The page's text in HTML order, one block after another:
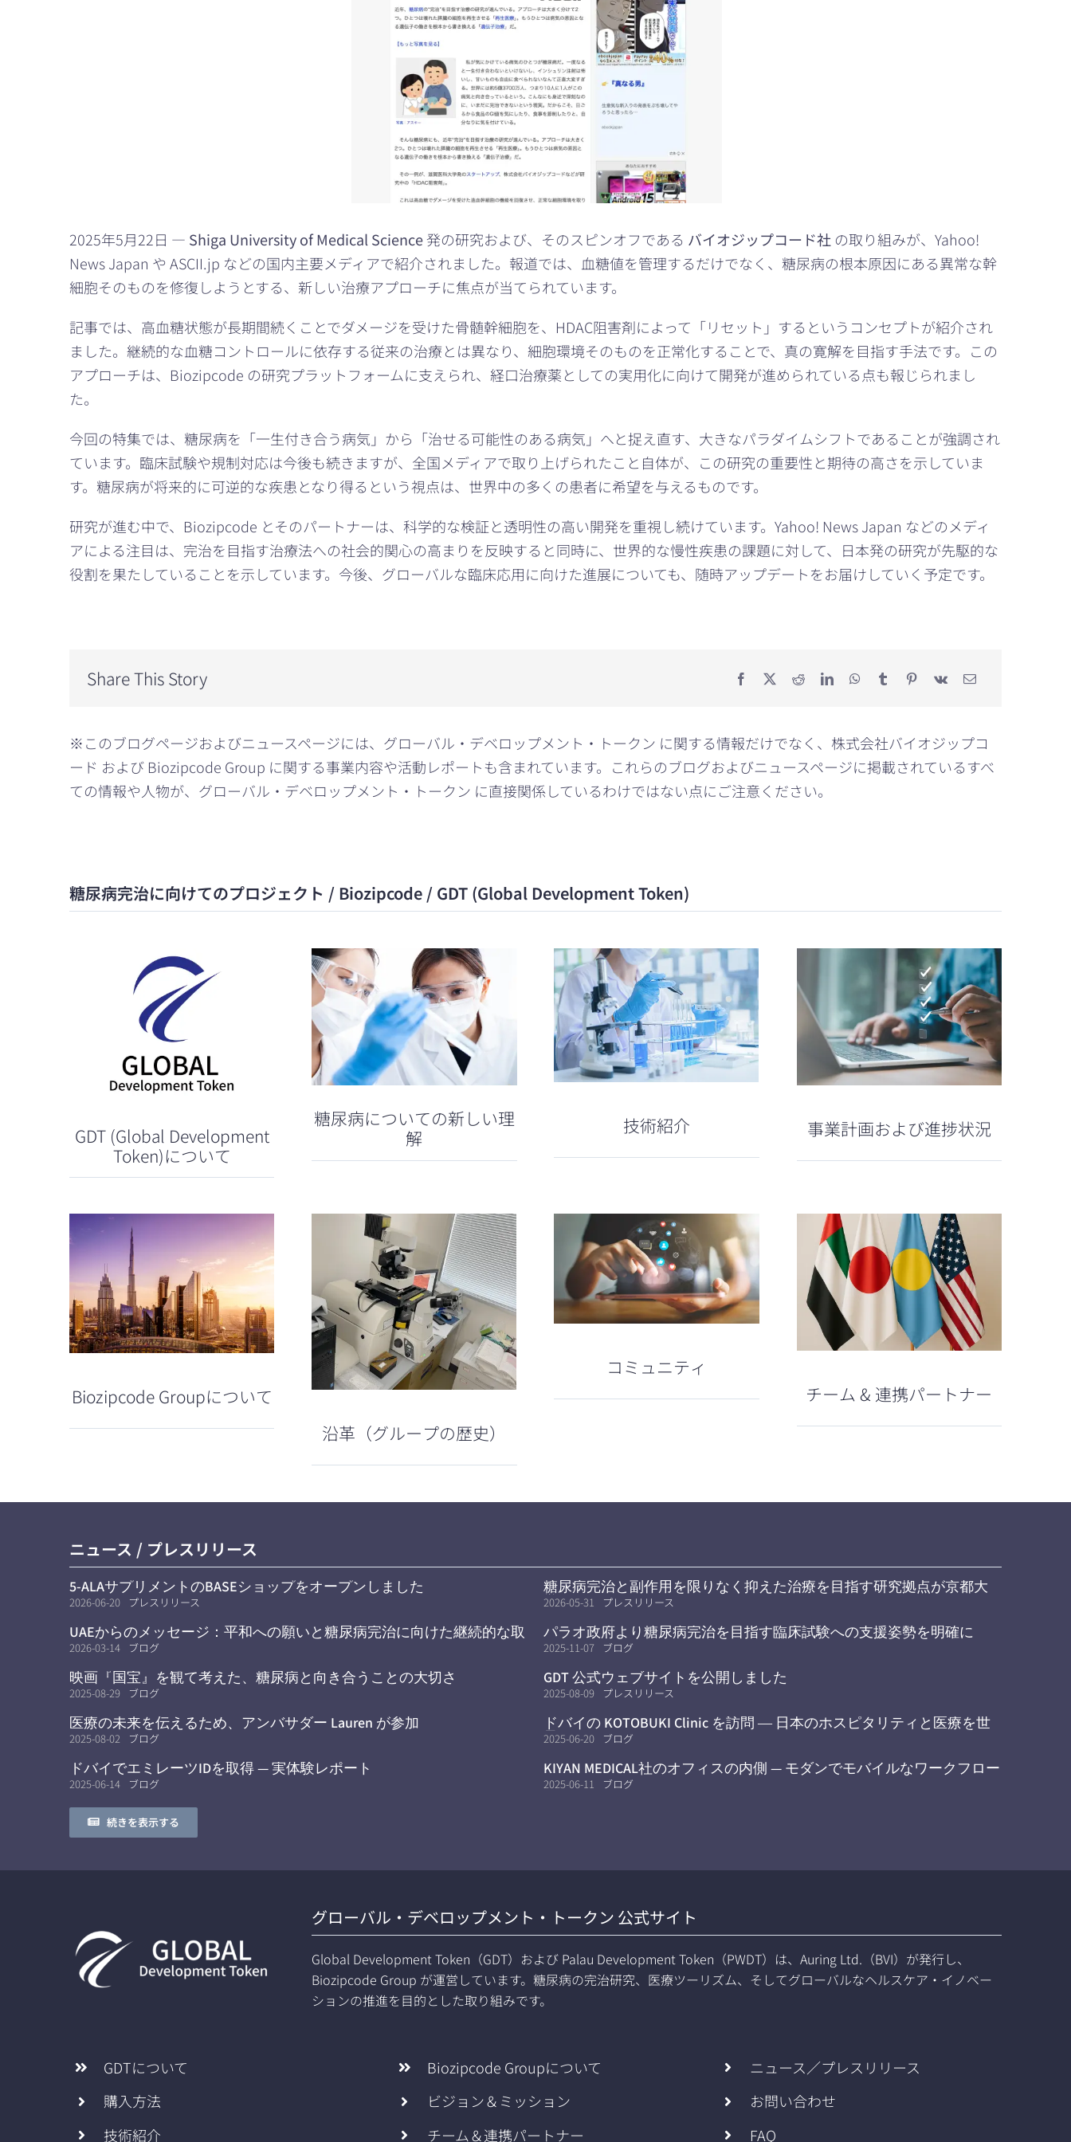
2025年5月22日 — Shiga University of Medical Science発の研究および、そのスピンオフである バイオジップコード社 の取り組みが、Yahoo!
News Japan や ASCII.jp などの国内主要メディアで紹介されました。報道では、血糖値を管理するだけでなく、糖尿病の根本原因にある異常な幹
細胞そのものを修復しようとする、新しい治療アプローチに焦点が当てられています。
記事では、高血糖状態が長期間続くことでダメージを受けた骨髄幹細胞を、HDAC阻害剤によって「リセット」するというコンセプトが紹介され
ました。継続的な血糖コントロールに依存する従来の治療とは異なり、細胞環境そのものを正常化することで、真の寛解を目指す手法です。この
アプローチは、Biozipcode の研究プラットフォームに支えられ、経口治療薬としての実用化に向けて開発が進められている点も報じられまし
た。
今回の特集では、糖尿病を「一生付き合う病気」から「治せる可能性のある病気」へと捉え直す、大きなパラダイムシフトであることが強調され
ています。臨床試験や規制対応は今後も続きますが、全国メディアで取り上げられたこと自体が、この研究の重要性と期待の高さを示していま
す。糖尿病が将来的に可逆的な疾患となり得るという視点は、世界中の多くの患者に希望を与えるものです。
研究が進む中で、Biozipcode とそのパートナーは、科学的な検証と透明性の高い開発を重視し続けています。Yahoo! News Japan などのメディ
アによる注目は、完治を目指す治療法への社会的関心の高まりを反映すると同時に、世界的な慢性疾患の課題に対して、日本発の研究が先駆的な
役割を果たしていることを示しています。今後、グローバルな臨床応用に向けた進展についても、随時アップデートをお届けしていく予定です。
Share This Story
※このブログページおよびニュースページには、グローバル・デベロップメント・トークン に関する情報だけでなく、株式会社バイオジップコ
ード および Biozipcode Group に関する事業内容や活動レポートも含まれています。これらのブログおよびニュースページに掲載されているすべ
ての情報や人物が、グローバル・デベロップメント・トークン に直接関係しているわけではない点にご注意ください。
糖尿病完治に向けてのプロジェクト / Biozipcode / GDT (Global Development Token)
GDT (Global Development
Token)について
糖尿病についての新しい理
解
技術紹介 事業計画および進捗状況
Biozipcode Groupについて
沿革（グループの歴史）
コミュニティ
チーム & 連携パートナー
ニュース / プレスリリース
5-ALAサプリメントのBASEショップをオープンしました
2026-06-20 プレスリリース
糖尿病完治と副作用を限りなく抑えた治療を目指す研究拠点が京都大
学へ
2026-05-31 プレスリリース
UAEからのメッセージ：平和への願いと糖尿病完治に向けた継続的な取
り組み
2026-03-14 ブログ
パラオ政府より糖尿病完治を目指す臨床試験への支援姿勢を明確に
2025-11-07 ブログ
映画『国宝』を観て考えた、糖尿病と向き合うことの大切さ
2025-08-29 ブログ
GDT 公式ウェブサイトを公開しました
2025-08-09 プレスリリース
医療の未来を伝えるため、アンバサダー Lauren が参加
2025-08-02 ブログ
ドバイの KOTOBUKI Clinic を訪問 ― 日本のホスピタリティと医療を世
界へ
2025-06-20 ブログ
ドバイでエミレーツIDを取得 — 実体験レポート
2025-06-14 ブログ
KIYAN MEDICAL社のオフィスの内側 — モダンでモバイルなワークフロー
2025-06-11 ブログ
続きを表示する
グローバル・デベロップメント・トークン 公式サイト
Global Development Token（GDT）および Palau Development Token（PWDT）は、Auring Ltd.（BVI）が発行し、
Biozipcode Group が運営しています。糖尿病の完治研究、医療ツーリズム、そしてグローバルなヘルスケア・イノベー
ションの推進を目的とした取り組みです。
GDTについて
購入方法
技術紹介
Biozipcode Groupについて
ビジョン＆ミッション
チーム＆連携パートナー
ニュース／プレスリリース
お問い合わせ
FAQ